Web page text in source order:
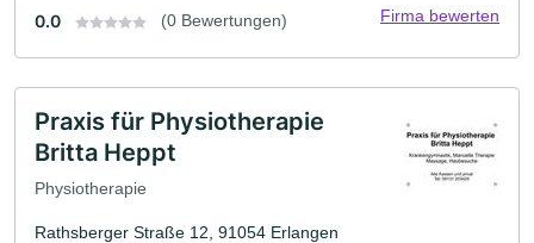
0.0 (0 Bewertungen) Firma bewerten
Praxis für Physiotherapie
Britta Heppt
Physiotherapie
Rathsberger Straße 12, 91054 Erlangen